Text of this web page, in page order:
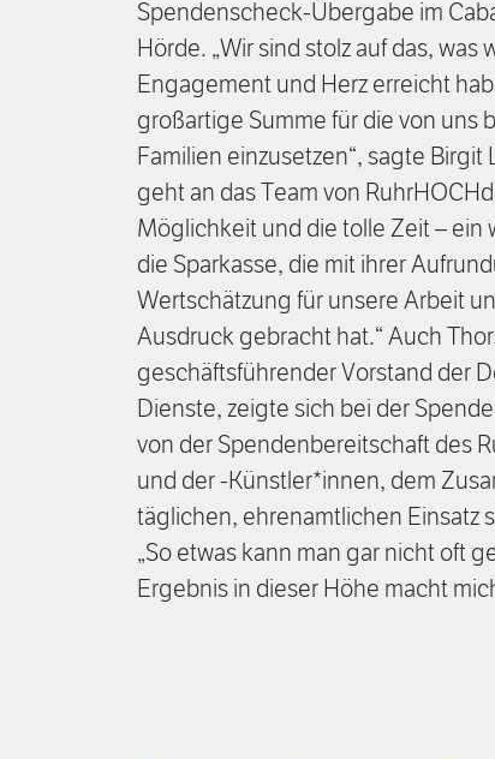
Spendenscheck-Übergabe im
Hörde. „Wir sind stolz auf das, was
Engagement und Herz erreicht
großartige Summe für die von uns
Familien einzusetzen“, sagte
geht an das Team von
Möglichkeit und die tolle Zeit – ein
die Sparkasse, die mit ihrer
Wertschätzung für unsere Arbeit
Ausdruck gebracht hat.“ Auch
geschäftsführender Vorstand der
Dienste, zeigte sich bei der
von der Spendenbereitschaft des
und der -Künstler*innen, dem
täglichen, ehrenamtlichen Einsatz
„So etwas kann man gar nicht oft
Ergebnis in dieser Höhe macht